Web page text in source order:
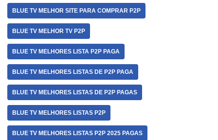
BLUE TV MELHOR SITE PARA COMPRAR P2P
BLUE TV MELHOR TV P2P
BLUE TV MELHORES LISTA P2P PAGA
BLUE TV MELHORES LISTAS DE P2P PAGA
BLUE TV MELHORES LISTAS DE P2P PAGAS
BLUE TV MELHORES LISTAS P2P
BLUE TV MELHORES LISTAS P2P 2025 PAGAS